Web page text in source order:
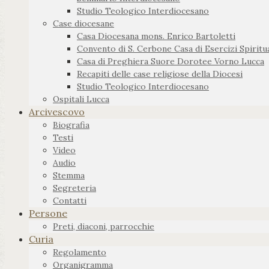
Studio Teologico Interdiocesano
Case diocesane
Casa Diocesana mons. Enrico Bartoletti
Convento di S. Cerbone Casa di Esercizi
Casa di Preghiera Suore Dorotee Vorno Lucca
Recapiti delle case religiose della Diocesi
Studio Teologico Interdiocesano
Ospitali Lucca
Arcivescovo
Biografia
Testi
Video
Audio
Stemma
Segreteria
Contatti
Persone
Preti, diaconi, parrocchie
Curia
Regolamento
Organigramma